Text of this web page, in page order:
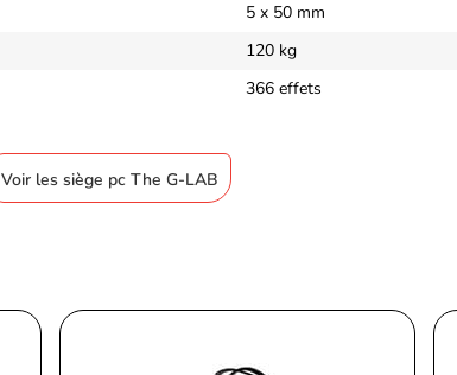
5 x 50 mm
120 kg
366 effets
Voir les siège pc The G-LAB